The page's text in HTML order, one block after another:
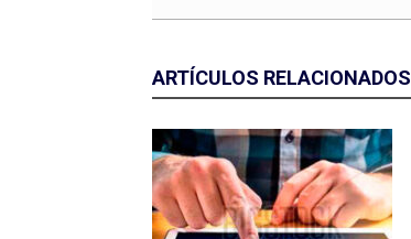
ARTÍCULOS RELACIONADOS